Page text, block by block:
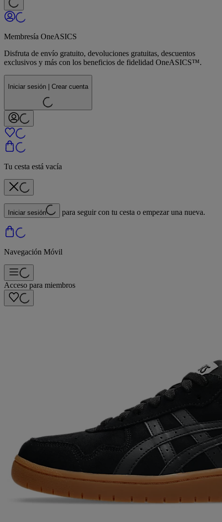
Membresía OneASICS
Disfruta de envío gratuito, devoluciones gratuitas, descuentos
exclusivos y más con los beneficios de fidelidad OneASICS™.
Iniciar sesión | Crear cuenta
Tu cesta está vacía
Iniciar sesión para seguir con tu cesta o empezar una nueva.
Navegación Móvil
Acceso para miembros